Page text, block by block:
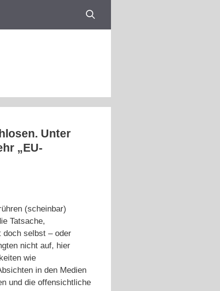
Unter
„EU-
(scheinbar)
Tatsache,
doch selbst – oder
nicht auf, hier
wie
in den Medien
und die offensichtliche